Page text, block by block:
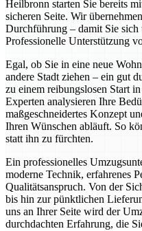
Heilbronn starten Sie bereits
sicheren Seite. Wir
Durchführung – damit Sie sich
Professionelle Unterstützung
Egal, ob Sie in eine neue
andere Stadt ziehen – ein gut
zu einem reibungslosen Start
Experten analysieren Ihre
maßgeschneidertes Konzept
Ihren Wünschen abläuft. So
statt ihn zu fürchten.
Ein professionelles
moderne Technik, erfahrenes
Qualitätsanspruch. Von der
bis hin zur pünktlichen
uns an Ihrer Seite wird der
durchdachten Erfahrung, die